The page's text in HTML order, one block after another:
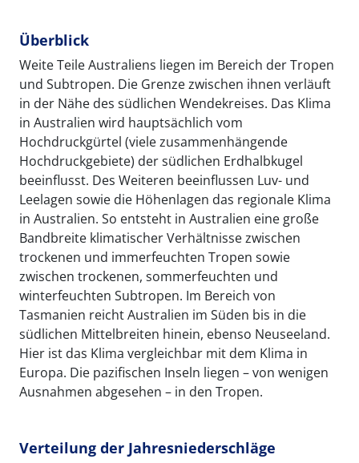
Überblick
Weite Teile Australiens liegen im Bereich der Tropen
und Subtropen. Die Grenze zwischen ihnen verläuft
in der Nähe des südlichen Wendekreises. Das Klima
in Australien wird hauptsächlich vom
Hochdruckgürtel (viele zusammenhängende
Hochdruckgebiete) der südlichen Erdhalbkugel
beeinflusst. Des Weiteren beeinflussen Luv- und
Leelagen sowie die Höhenlagen das regionale Klima
in Australien. So entsteht in Australien eine große
Bandbreite klimatischer Verhältnisse zwischen
trockenen und immerfeuchten Tropen sowie
zwischen trockenen, sommerfeuchten und
winterfeuchten Subtropen. Im Bereich von
Tasmanien reicht Australien im Süden bis in die
südlichen Mittelbreiten hinein, ebenso Neuseeland.
Hier ist das Klima vergleichbar mit dem Klima in
Europa. Die pazifischen Inseln liegen – von wenigen
Ausnahmen abgesehen – in den Tropen.
Verteilung der Jahresniederschläge